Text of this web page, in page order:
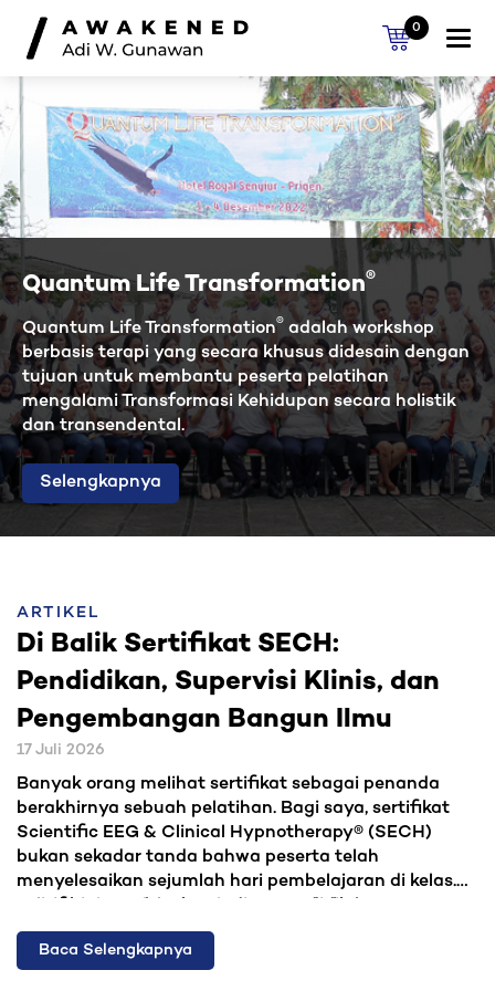
0
Quantum Life Transformation®
Quantum Life Transformation® adalah workshop
berbasis terapi yang secara khusus didesain dengan
tujuan untuk membantu peserta pelatihan
mengalami Transformasi Kehidupan secara holistik
dan transendental.
Selengkapnya
ARTIKEL
Di Balik Sertifikat SECH:
Pendidikan, Supervisi Klinis, dan
Pengembangan Bangun Ilmu
17 Juli 2026
Banyak orang melihat sertifikat sebagai penanda
berakhirnya sebuah pelatihan. Bagi saya, sertifikat
Scientific EEG & Clinical Hypnotherapy® (SECH)
bukan sekadar tanda bahwa peserta telah
menyelesaikan sejumlah hari pembelajaran di kelas.
telah menjalani proses pembentukan kompetensi
yang nyata, terukur, bertahap, dan diuji melalui
berlangsung di balik sertifikat SECH, bagaimana
kompetensi peserta dibangun, seberapa dalam
Baca Selengkapnya